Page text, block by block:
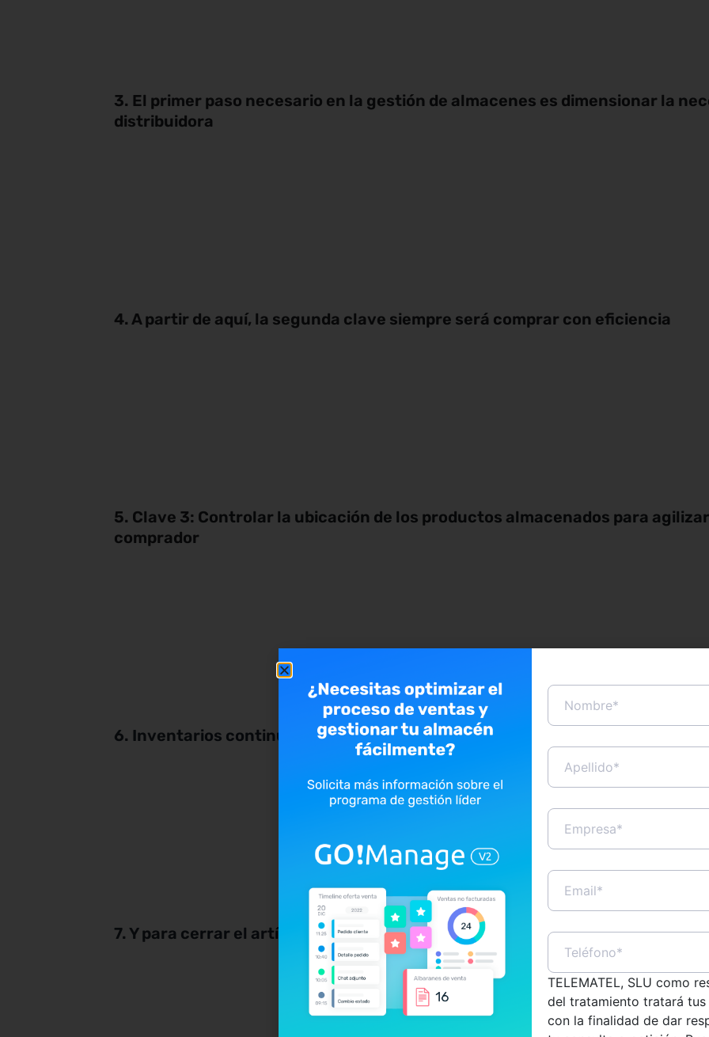
3. El primer paso necesario en la gestión de almacenes es dimensionar la
distribuidora
4. A partir de aquí, la segunda clave siempre será comprar con eficiencia
5. Clave 3: Controlar la ubicación de los productos almacenados para
comprador
6. Inventarios continuos para tener máximo control del stock
7. Y para cerrar el artículo, hablemos sobre cómo modernizar la recepción
TELEMATEL, SLU como
del tratamiento tratará
con la finalidad de dar